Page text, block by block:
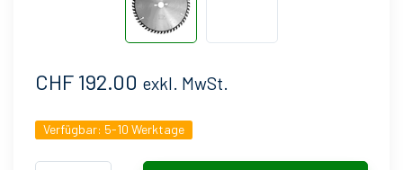
CHF 192.00 exkl. MwSt.
Verfügbar: 5-10 Werktage